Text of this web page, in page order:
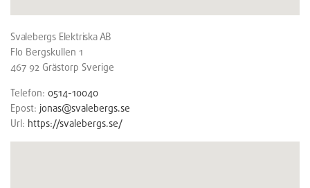
Svalebergs Elektriska AB
Flo Bergskullen 1
467 92 Grästorp Sverige
Telefon: 0514-10040
Epost: jonas@svalebergs.se
Url: https://svalebergs.se/